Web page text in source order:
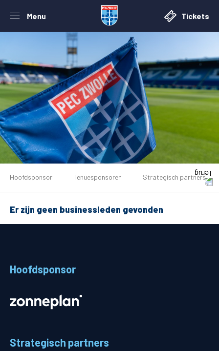
Menu Tickets
De club
Matchdays
MVO & Regio
Hoofdsponsor Tenuesponsoren Strategisch partners
Er zijn geen businessleden gevonden
Hoofdsponsor
Strategisch partners